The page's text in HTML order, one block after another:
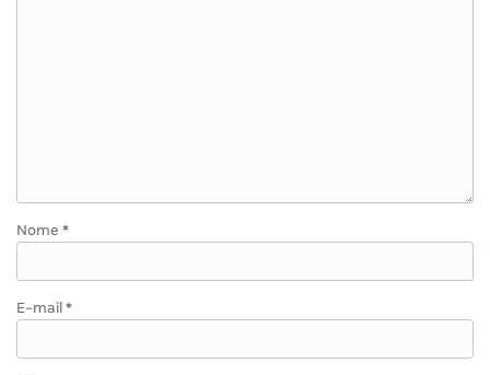
Nome *
E-mail *